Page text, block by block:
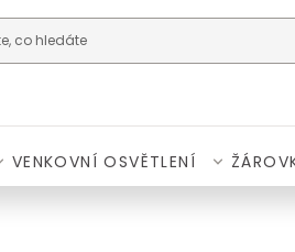
VENKOVNÍ OSVĚTLENÍ